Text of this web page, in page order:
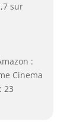
sur
:
Cinema
23